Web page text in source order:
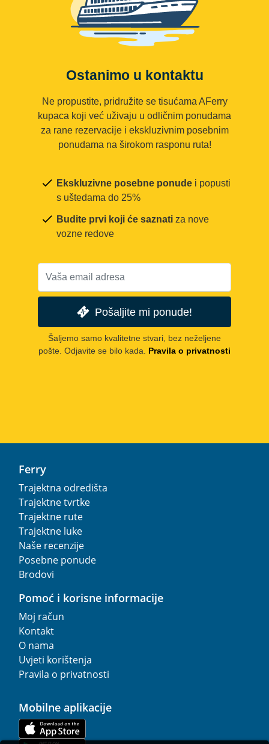
Ostanimo u kontaktu
Ne propustite, pridružite se tisućama AFerry
kupaca koji već uživaju u odličnim ponudama
za rane rezervacije i ekskluzivnim posebnim
ponudama na širokom rasponu ruta!
Ekskluzivne posebne ponude i popusti
s uštedama do 25%
Budite prvi koji će saznati za nove
vozne redove
Pošaljite mi ponude!
Šaljemo samo kvalitetne stvari, bez neželjene
pošte. Odjavite se bilo kada. Pravila o privatnosti
Ferry
Trajektna odredišta
Trajektne tvrtke
Trajektne rute
Trajektne luke
Naše recenzije
Posebne ponude
Brodovi
Pomoć i korisne informacije
Moj račun
Kontakt
O nama
Uvjeti korištenja
Pravila o privatnosti
Mobilne aplikacije